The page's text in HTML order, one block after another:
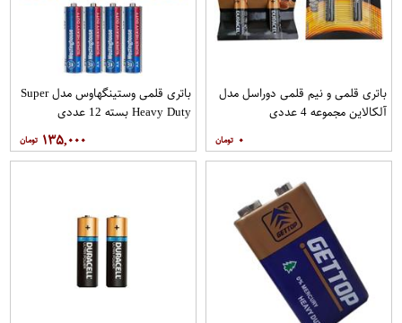
باتری قلمی و نیم قلمی دوراسل مدل
آلکالاین مجموعه 4 عددی
۰
باتری قلمی وستینگهاوس مدل Super
Heavy Duty بسته 12 عددی
۱۳۵,۰۰۰